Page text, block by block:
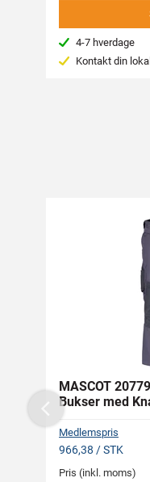
4-7 hverdage
Kontakt din
MASCOT
Bukser med
Medlemspris
966,38 / STK
Pris (inkl. moms)
Previous